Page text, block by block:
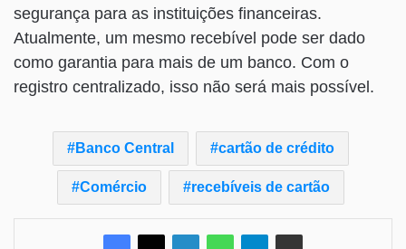
segurança para as instituições financeiras.
Atualmente, um mesmo recebível pode ser dado
como garantia para mais de um banco. Com o
registro centralizado, isso não será mais possível.
Banco Central cartão de crédito
Comércio recebíveis de cartão